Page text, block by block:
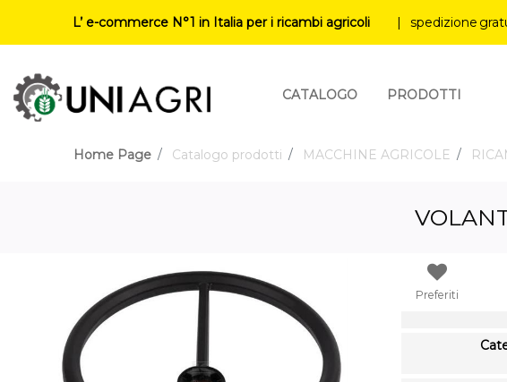
L’ e-commerce N°1 in Italia per i ricambi agricoli | spedizione
CATALOGO PRODOTTI
Home Page Catalogo prodotti MACCHINE AGRICOLE
Preferiti